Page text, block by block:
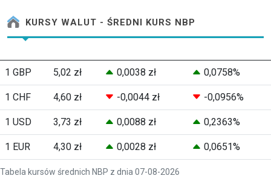
KURSY WALUT - ŚREDNI KURS NBP
Tabela kursów średnich NBP z dnia 07-08-2026
1 GBP 5,02 zł 0,0038 zł 0,0758%
1 CHF 4,60 zł -0,0044 zł -0,0956%
1 USD 3,73 zł 0,0088 zł 0,2363%
1 EUR 4,30 zł 0,0028 zł 0,0651%